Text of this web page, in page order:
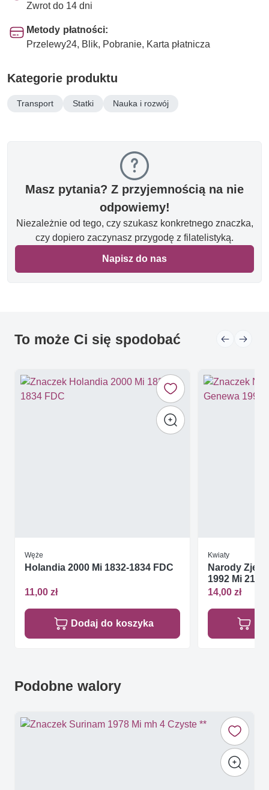
Zwrot do 14 dni
Metody płatności:
Przelewy24, Blik, Pobranie, Karta płatnicza
Kategorie produktu
Transport Statki Nauka i rozwój
Masz pytania? Z przyjemnością na nie
odpowiemy!
Niezależnie od tego, czy szukasz konkretnego znaczka,
czy dopiero zaczynasz przygodę z filatelistyką.
Napisz do nas
To może Ci się spodobać
Węże
Holandia 2000 Mi 1832-1834 FDC
11,00 zł
Dodaj do koszyka
Kwiaty
Narody
1992 Mi 215-
14,00 zł
Podobne walory